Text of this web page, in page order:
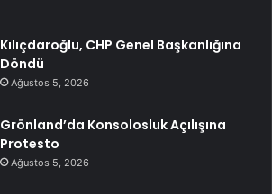
Kılıçdaroğlu, CHP Genel Başkanlığına
Döndü
Ağustos 5, 2026
Grönland’da Konsolosluk Açılışına
Protesto
Ağustos 5, 2026